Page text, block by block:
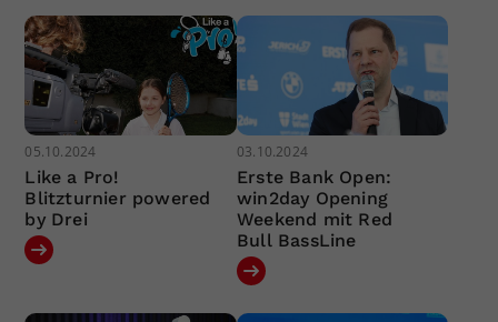
05.10.2024
Like a Pro!
Blitzturnier powered
by Drei
03.10.2024
Erste Bank Open:
win2day Opening
Weekend mit Red
Bull BassLine